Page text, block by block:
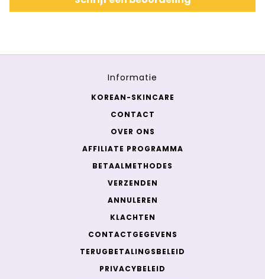
Informatie
KOREAN-SKINCARE
CONTACT
OVER ONS
AFFILIATE PROGRAMMA
BETAALMETHODES
VERZENDEN
ANNULEREN
KLACHTEN
CONTACTGEGEVENS
TERUGBETALINGSBELEID
PRIVACYBELEID